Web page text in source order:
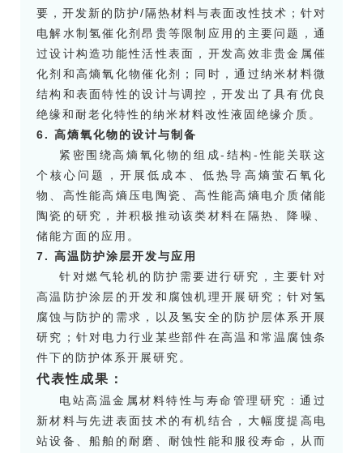
要，开发新的防护/隔热材料与表面改性技术；针对
电解水制氢催化剂昂贵等限制应用的主要问题，通
过设计构造功能性活性表面，开发高效非贵金属催
化剂和高熵氧化物催化剂；同时，通过纳米材料微
结构和表面特性的设计与调控，开发出了具有优良
绝缘和耐老化特性的纳米材料改性液固绝缘介质。
6. 高熵氧化物的设计与制备
紧密围绕高熵氧化物的组成-结构-性能关联这
个核心问题，开展低成本、低热导高熵萤石氧化
物、高性能高熵压电陶瓷、高性能高熵电介质储能
陶瓷的研究，并积极推动该类材料在隔热、降噪、
储能方面的应用。
7. 高温防护涂层开发与应用
针对燃气轮机的防护需要进行研究，主要针对
高温防护涂层的开发和腐蚀机理开展研究；针对氢
腐蚀与防护的需求，以及氢安全的防护层体系开展
研究；针对电力行业某些部件在高温和常温腐蚀条
件下的防护体系开展研究。
代表性成果：
电站高温金属材料特性与寿命管理研究：通过
新材料与先进表面技术的有机结合，大幅度提高电
站设备、船舶的耐磨、耐蚀性能和服役寿命，从而